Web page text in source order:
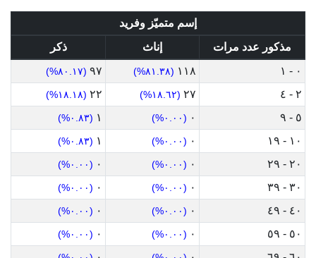
إسم متميّز وفريد
مذكور عدد مرات
إناث
ذكر
٠ - ١
١١٨ (٨١.٣٨%) ٩٧ (٨٠.١٧%)
٢ - ٤ ٢٧ (١٨.٦٢%) ٢٢ (١٨.١٨%)
٥ - ٩ ٠ (٠.٠٠%) ١ (٠.٨٣%)
١٠ - ١٩ ٠ (٠.٠٠%) ١ (٠.٨٣%)
٢٠ - ٢٩ ٠ (٠.٠٠%) ٠ (٠.٠٠%)
٣٠ - ٣٩ ٠ (٠.٠٠%) ٠ (٠.٠٠%)
٤٠ - ٤٩ ٠ (٠.٠٠%) ٠ (٠.٠٠%)
٥٠ - ٥٩ ٠ (٠.٠٠%) ٠ (٠.٠٠%)